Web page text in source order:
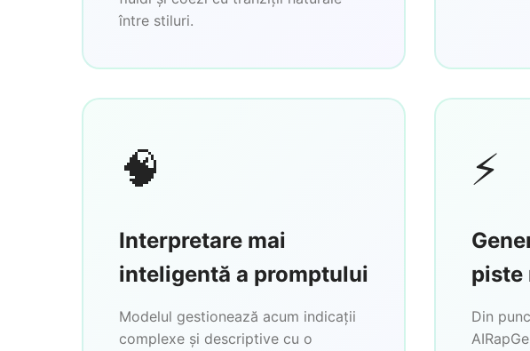
între stiluri.
🧠
Interpretare mai
inteligentă a promptului
Modelul gestionează acum indicații
complexe și descriptive cu o
⚡
piste
Din